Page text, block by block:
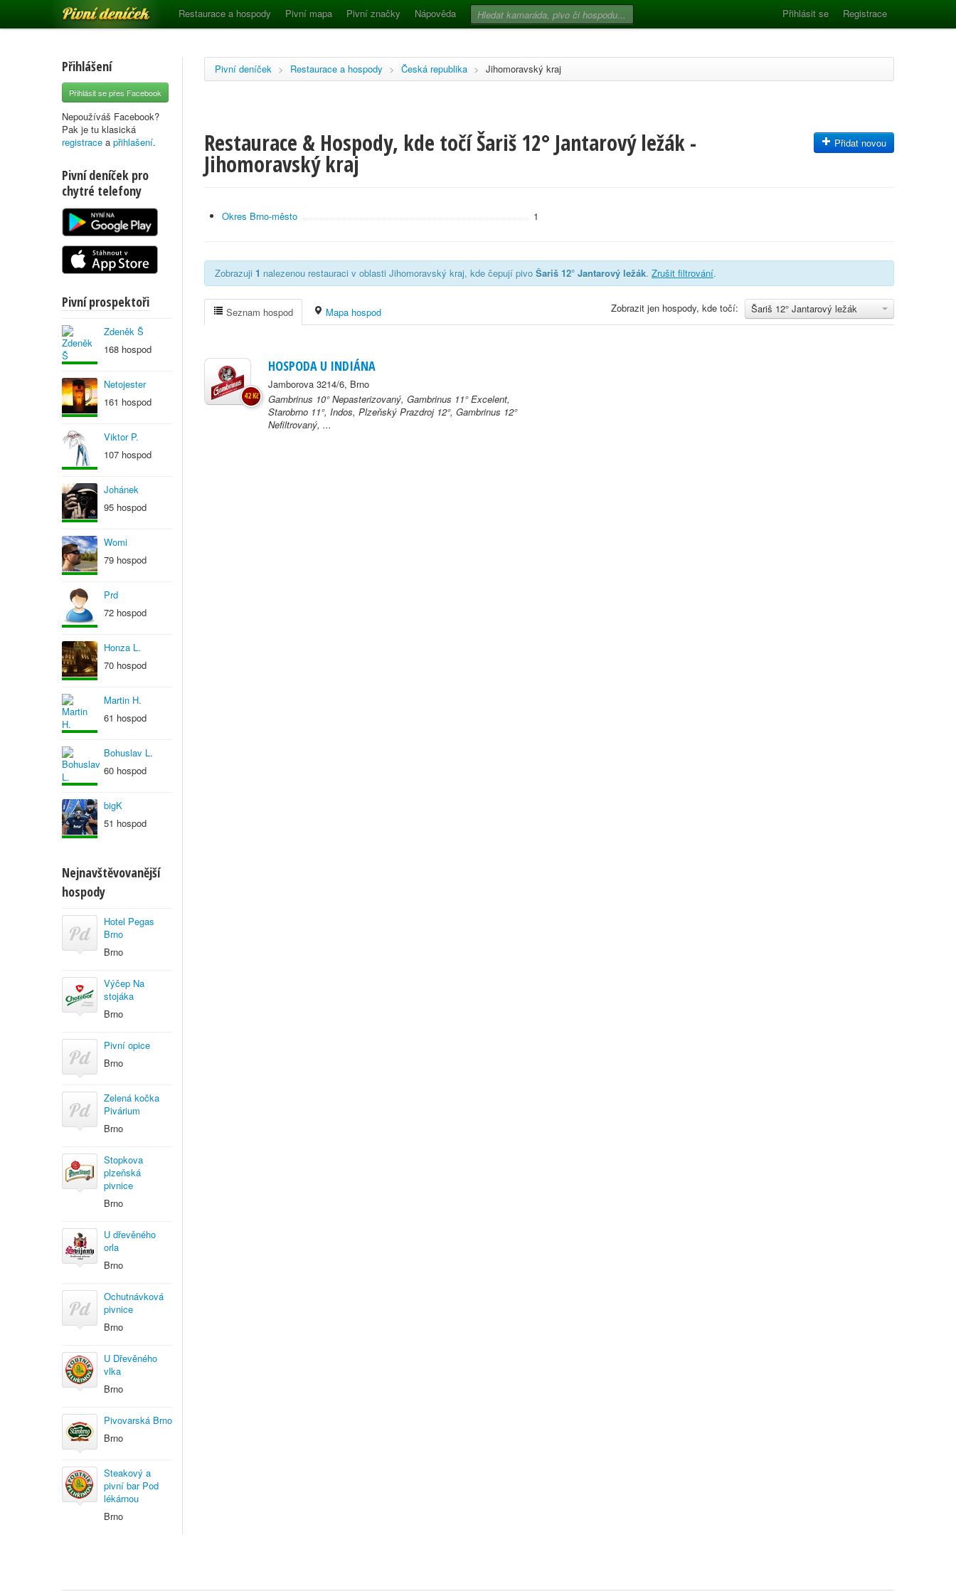
Pivní deníček Restaurace a hospody Pivní mapa Pivní značky Nápověda Přihlásit se Registrace
Přihlášení
Přihlásit se přes Facebook
Nepoužíváš Facebook?
Pak je tu klasická
registrace a přihlašení.
Pivní deníček pro
chytré telefony
Pivní prospektoři
Zdeněk Š
168 hospod
Netojester
161 hospod
Viktor P.
107 hospod
Johánek
95 hospod
Womi
79 hospod
Prd
72 hospod
Honza L.
70 hospod
Martin H.
61 hospod
Bohuslav L.
60 hospod
bigK
51 hospod
Nejnavštěvovanější
hospody
Hotel Pegas
Brno
Brno
Výčep Na
stojáka
Brno
Pivní opice
Brno
Zelená kočka
Pivárium
Brno
Stopkova
plzeňská
pivnice
Brno
U dřevěného
orla
Brno
Ochutnávková
pivnice
Brno
U Dřevěného
vlka
Brno
Pivovarská Brno
Brno
Steakový a
pivní bar Pod
lékárnou
Brno
Pivní deníček > Restaurace a hospody > Česká republika > Jihomoravský kraj
Restaurace & Hospody, kde točí Šariš 12° Jantarový ležák -
Jihomoravský kraj
Přidat novou
Okres Brno-město 1
Zobrazuji 1 nalezenou restauraci v oblasti Jihomoravský kraj, kde čepují pivo Šariš 12° Jantarový ležák. Zrušit filtrování.
Šariš 12° Jantarový ležák
Zobrazit jen hospody, kde točí:
Seznam hospod Mapa hospod
HOSPODA U INDIÁNA
Jamborova 3214/6, Brno
Gambrinus 10° Nepasterizovaný, Gambrinus 11° Excelent,
Starobrno 11°, Indos, Plzeňský Prazdroj 12°, Gambrinus 12°
Nefiltrovaný, ...
42 Kč